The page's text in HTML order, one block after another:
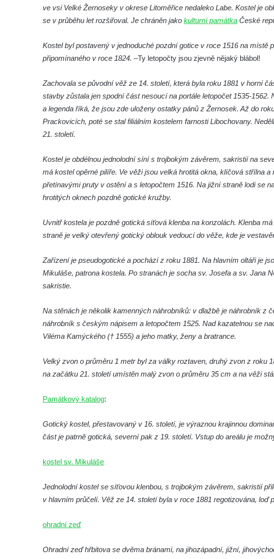
Křížová cesta Římov – XXV. kaple – Boží
hrob
Křížová cesta Římov – XXII. kaple – Šimon
Cyrénský pomáhá Ježíši nést kříž
Křížová cesta Římov – XXI. kaple –
Popravní brána
Křížová cesta Římov – XX. kaple – Svatá
roušky pot z tváře
Křížová cesta Římov – XIX. kaple – Kristus
kříž nesoucí potkává Pannu Marii
Ježíše vložen kříž
Křížová cesta Římov – XVII. kaple – Velký
Křížová cesta Římov – XVI. kaple – U
Herodesa
Křížová cesta Římov – XV. kaple – Malý
Annáše (U Kaifáše)
Křížová cesta Římov – XII. kaple – Vodní
Křížová cesta Římov – XI. kaple – Ježíš
Křížová cesta Římov – X. kaple – U
Cedronu
Křížová cesta Římov – VIII. kaple – Kristus
svázán a ze zahrady vyhnán
Jidášovo
hora (Getsemanská zahrada)
ve vsi Velké Žernoseky v okrese Litoměřice nedaleko Labe. Kostel je
se v průběhu let rozšiřoval. Je chráněn jako kulturní památka České
Kostel byl postavený v jednoduché pozdní gotice v roce 1516 na místě
připomínaného v roce 1824. –Ty letopočty jsou zjevně nějaký blábol!
Zachovala se původní věž ze 14. století, která byla roku 1881 v horní
stavby zůstala jen spodní část nesoucí na portále letopočet 1535-1562.
a legenda říká, že jsou zde uloženy ostatky pánů z Žernosek. Až do
Prackovicích, poté se stal filiálním kostelem farnosti Libochovany.
21. století.
Kostel je obdélnou jednolodní síní s trojbokým závěrem, sakristií na
má kostel opěrné pilíře. Ve věži jsou velká hrotitá okna, klíčová střílna
přetínavými pruty v ostění a s letopočtem 1516. Na jižní straně lodi se
hrotitých oknech pozdně gotické kružby.
Uvnitř kostela je pozdně gotická síťová klenba na konzolách. Klenba
straně je velký otevřený gotický oblouk vedoucí do věže, kde je
Zařízení je pseudogotické a pochází z roku 1881. Na hlavním oltáři je
Mikuláše, patrona kostela. Po stranách je socha sv. Josefa a sv. Jana
sakristie.
Na stěnách je několik kamenných náhrobníků: v dlažbě je náhrobník z
náhrobník s českým nápisem a letopočtem 1525. Nad kazatelnou se
Viléma Kamýckého († 1555) a jeho matky, ženy a bratrance.
Velký zvon o průměru 1 metr byl za války roztaven, druhý zvon z roku
na začátku 21. století umístěn malý zvon o průměru 35 cm a na věži
Památkový katalog:
Gotický kostel, přestavovaný v 16. století, je výraznou krajinnou
část je patrně gotická, severní pak z 19. století. Vstup do areálu je
kostel sv. Mikuláše
Jednolodní kostel se síťovou klenbou, s trojbokým závěrem, sakristií
v hlavním průčelí. Věž ze 14. století byla v roce 1881 regotizována, loď
ohradní zeď
Ohradní zeď hřbitova se dvěma bránami, na jihozápadní, jižní,